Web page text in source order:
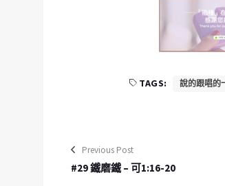
TAGS: 說的跟唱的
Previous Post
#29 鐵磨鐵 – 可1:16-20